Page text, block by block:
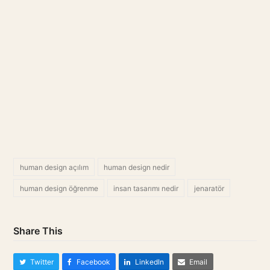
human design açılım human design nedir
human design öğrenme insan tasarımı nedir jenaratör
Share This
Twitter Facebook LinkedIn Email